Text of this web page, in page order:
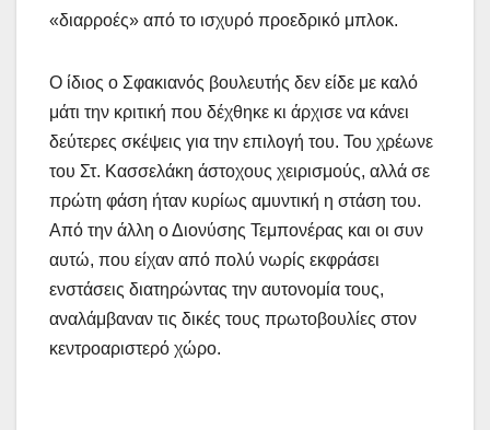
«διαρροές» από το ισχυρό προεδρικό μπλοκ.
Ο ίδιος ο Σφακιανός βουλευτής δεν είδε με καλό
μάτι την κριτική που δέχθηκε κι άρχισε να κάνει
δεύτερες σκέψεις για την επιλογή του. Του χρέωνε
του Στ. Κασσελάκη άστοχους χειρισμούς, αλλά σε
πρώτη φάση ήταν κυρίως αμυντική η στάση του.
Από την άλλη ο Διονύσης Τεμπονέρας και οι συν
αυτώ, που είχαν από πολύ νωρίς εκφράσει
ενστάσεις διατηρώντας την αυτονομία τους,
αναλάμβαναν τις δικές τους πρωτοβουλίες στον
κεντροαριστερό χώρο.